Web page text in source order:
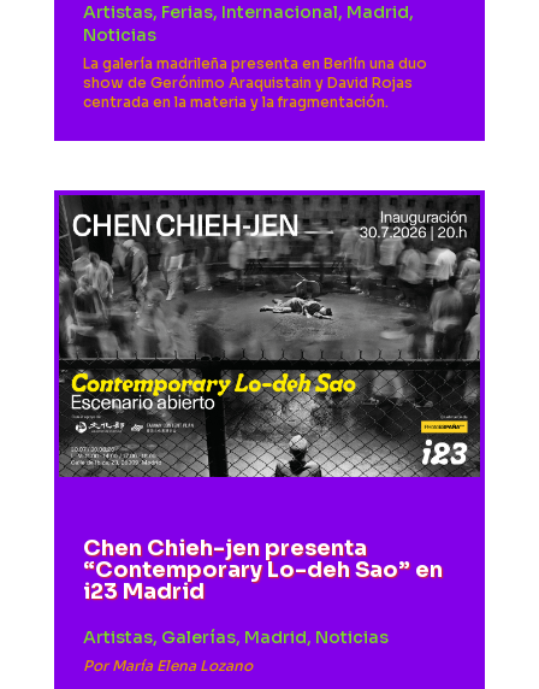
Artistas, Ferias, Internacional, Madrid,
Noticias
La galería madrileña presenta en Berlín una duo
show de Gerónimo Araquistain y David Rojas
centrada en la materia y la fragmentación.
Chen Chieh-jen presenta
“Contemporary Lo-deh Sao” en
i23 Madrid
Artistas, Galerías, Madrid, Noticias
PorMaría Elena Lozano